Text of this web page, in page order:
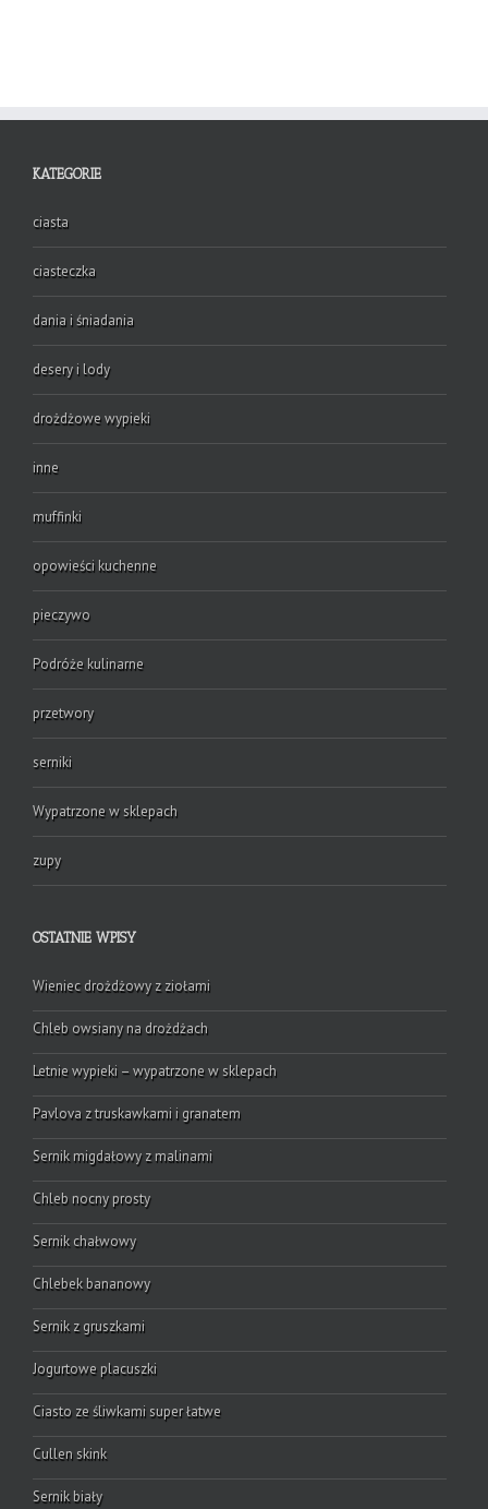
KATEGORIE
ciasta
ciasteczka
dania i śniadania
desery i lody
drożdżowe wypieki
inne
muffinki
opowieści kuchenne
pieczywo
Podróże kulinarne
przetwory
serniki
Wypatrzone w sklepach
zupy
OSTATNIE WPISY
Wieniec drożdżowy z ziołami
Chleb owsiany na drożdżach
Letnie wypieki – wypatrzone w sklepach
Pavlova z truskawkami i granatem
Sernik migdałowy z malinami
Chleb nocny prosty
Sernik chałwowy
Chlebek bananowy
Sernik z gruszkami
Jogurtowe placuszki
Ciasto ze śliwkami super łatwe
Cullen skink
Sernik biały